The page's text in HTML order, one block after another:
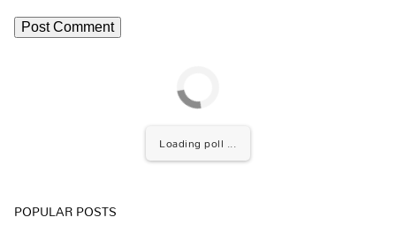
Loading poll ...
POPULAR POSTS